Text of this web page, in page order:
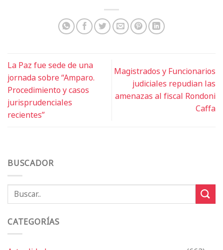
BUSCADOR
CATEGORÍAS
La Paz fue sede de una
jornada sobre “Amparo.
Procedimiento y casos
jurisprudenciales
recientes”
Magistrados y Funcionarios
judiciales repudian las
amenazas al fiscal Rondoni
Caffa